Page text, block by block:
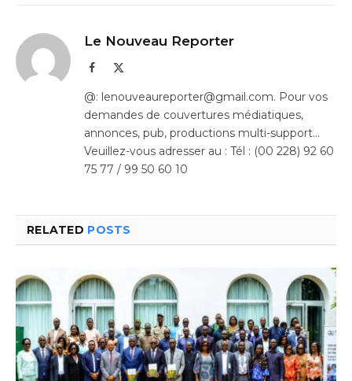
Le Nouveau Reporter
Facebook
@: lenouveaureporter@gmail.com. Pour vos
demandes de couvertures médiatiques,
annonces, pub, productions multi-support…
Veuillez-vous adresser au : Tél : (00 228) 92 60
75 77 / 99 50 60 10
RELATED POSTS